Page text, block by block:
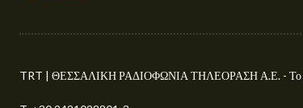
TRT | ΘΕΣΣΑΛΙΚΗ ΡΑΔΙΟΦΩΝΙΑ ΤΗΛΕΟΡΑΣΗ Α.Ε. - Το